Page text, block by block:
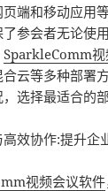
端和移动应用
参会者无论使
SparkleComm
云等多种部署
选择最适合的部
效协作:提升企
视频会议软件